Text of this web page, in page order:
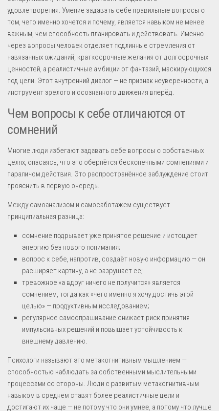
удовлетворения. Умение задавать себе правильные вопросы о
том, чего именно хочется и почему, является навыком не менее
важным, чем способность планировать и действовать. Именно
через вопросы человек отделяет подлинные стремления от
навязанных ожиданий, краткосрочные желания от долгосрочных
ценностей, а реалистичные амбиции от фантазий, маскирующихся
под цели. Этот внутренний диалог — не признак неуверенности, а
инструмент зрелого и осознанного движения вперёд.
Чем вопросы к себе отличаются от
сомнений
Многие люди избегают задавать себе вопросы о собственных
целях, опасаясь, что это обернётся бесконечными сомнениями и
параличом действия. Это распространённое заблуждение стоит
прояснить в первую очередь.
Между самоанализом и самосаботажем существует
принципиальная разница:
сомнение подрывает уже принятое решение и истощает
энергию без нового понимания;
вопрос к себе, напротив, создаёт новую информацию — он
расширяет картину, а не разрушает её;
тревожное «а вдруг ничего не получится» является
сомнением, тогда как «чего именно я хочу достичь этой
целью» — продуктивным исследованием;
регулярное самоопрашивание снижает риск принятия
импульсивных решений и повышает устойчивость к
внешнему давлению.
Психологи называют это метакогнитивным мышлением —
способностью наблюдать за собственными мыслительными
процессами со стороны. Люди с развитым метакогнитивным
навыком в среднем ставят более реалистичные цели и
достигают их чаще — не потому что они умнее, а потому что лучше